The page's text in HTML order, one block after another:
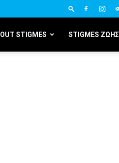
OUT STIGMES STIGMES ΖΩΗΣ